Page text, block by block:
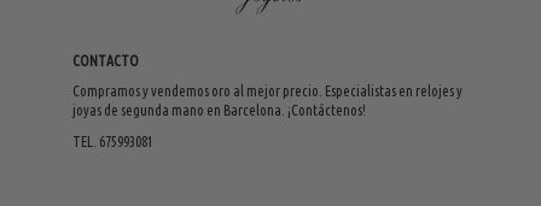
CONTACTO
Compramos y vendemos oro al mejor precio. Especialistas en relojes y
joyas de segunda mano en Barcelona. ¡Contáctenos!
TEL. 675993081